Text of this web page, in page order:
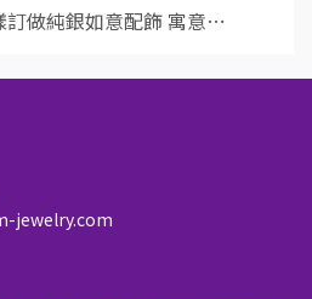
訂做純銀如意配飾 寓意⋯
jewelry.com